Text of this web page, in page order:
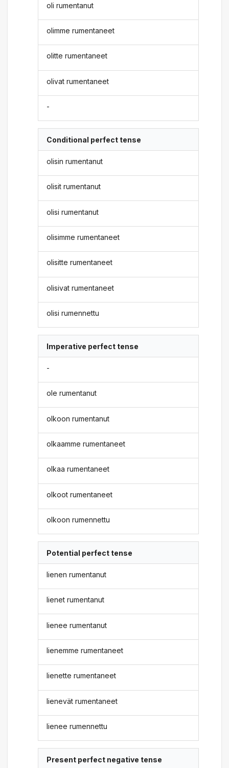
oli rumentanut
olimme rumentaneet
olitte rumentaneet
olivat rumentaneet
-
Conditional perfect tense
olisin rumentanut
olisit rumentanut
olisi rumentanut
olisimme rumentaneet
olisitte rumentaneet
olisivat rumentaneet
olisi rumennettu
Imperative perfect tense
-
ole rumentanut
olkoon rumentanut
olkaamme rumentaneet
olkaa rumentaneet
olkoot rumentaneet
olkoon rumennettu
Potential perfect tense
lienen rumentanut
lienet rumentanut
lienee rumentanut
lienemme rumentaneet
lienette rumentaneet
lienevät rumentaneet
lienee rumennettu
Present perfect negative tense